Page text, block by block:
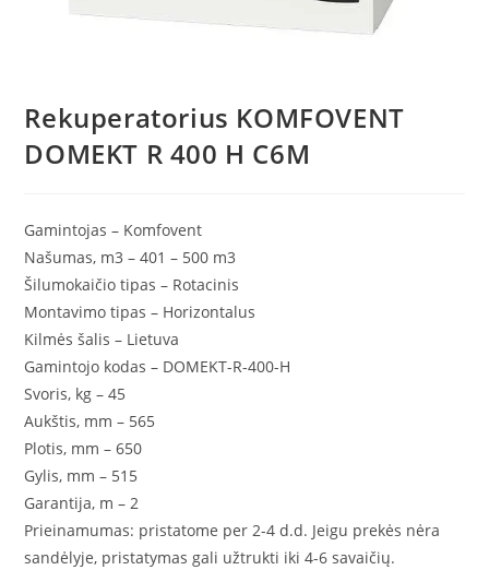
Rekuperatorius KOMFOVENT
DOMEKT R 400 H C6M
Gamintojas – Komfovent
Našumas, m3 –401 – 500 m3
Šilumokaičio tipas – Rotacinis
Montavimo tipas – Horizontalus
Kilmės šalis – Lietuva
Gamintojo kodas – DOMEKT-R-400-H
Svoris, kg –45
Aukštis, mm – 565
Plotis, mm –650
Gylis, mm – 515
Garantija, m –2
Prieinamumas: pristatome per 2-4 d.d. Jeigu prekės nėra
sandėlyje, pristatymas gali užtrukti iki 4-6 savaičių.